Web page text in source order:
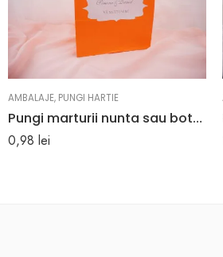
AMBALAJE, PUNGI HARTIE
Pungi marturii nunta sau botez portocalii din hartie kraft 18 x 25 x 9 cm
0,98 lei